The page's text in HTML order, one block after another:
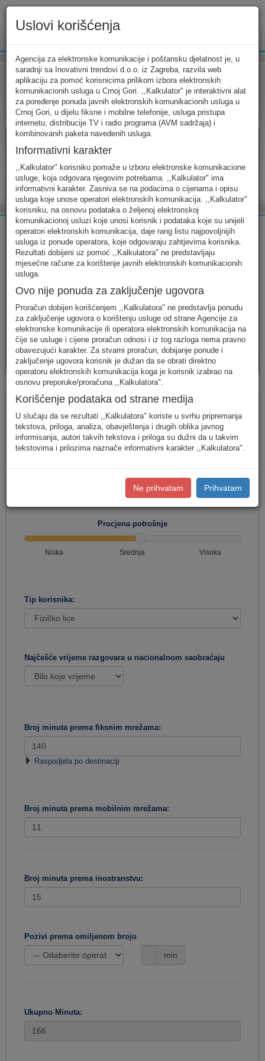
Tarifni kalkulator Uslovi korišćenja Kontakt
Tarifni kalkulator
Odaberite usluge koje koristite, popunite sva potrebna polja i
izaberite za sebe ono najbolje...
FIKSNA MOBILNA INTERNET
AVM
usluge
PAKETI
usluga
Fiksna telefonija
Jednostavan unos
(Za jednostavan unos raspodjela
korisnika u Crnoj Gori.)
(Za definisanje raspodjele saobraćaja prema
konkretnim destinacijama, koristite detaljan unos potrošnje.)
Procjena potrošnje
Niska Srednja Visoka
Tip korisnika:
Najčešće vrijeme razgovara u nacionalnom saobraćaju
Broj minuta prema fiksnim mrežama:
Raspodjela po destinaciji
Broj minuta prema mobilnim mrežama:
Broj minuta prema inostranstvu:
Pozivi prema omiljenom broju
min
Ukupno Minuta:
Uslovi korišćenja
Agencija za elektronske komunikacije i poštansku djelatnost je, u
saradnji sa Inovativni trendovi d.o.o. iz Zagreba, razvila web
aplikaciju za pomoć korisnicima prilikom izbora elektronskih
komunikacionih usluga u Crnoj Gori. ,,Kalkulator" je interaktivni alat
za poređenje ponuda javnih elektronskih komunikacionih usluga u
Crnoj Gori, u dijelu fiksne i mobilne telefonije, usluga pristupa
internetu, distribucije TV i radio programa (AVM sadržaja) i
kombinovanih paketa navedenih usluga.
Informativni karakter
,,Kalkulator" korisniku pomaže u izboru elektronske komunikacione
usluge, koja odgovara njegovim potrebama. ,,Kalkulator" ima
informativni karakter. Zasniva se na podacima o cijenama i opisu
usluga koje unose operatori elektronskih komunikacija. ,,Kalkulator"
korisniku, na osnovu podataka o željenoj elektronskoj
komunikacionoj usluzi koje unosi korisnik i podataka koje su unijeli
operatori elektronskih komunikacija, daje rang listu najpovoljnijih
usluga iz ponude operatora, koje odgovaraju zahtjevima korisnika.
Rezultati dobijeni uz pomoć ,,Kalkulatora" ne predstavljaju
mjesečne račune za korištenje javnih elektronskih komunikacionih
usluga.
Ovo nije ponuda za zaključenje ugovora
Proračun dobijen korišćenjem ,,Kalkulatora" ne predstavlja ponudu
za zaključenje ugovora o korištenju usluge od strane Agencije za
elektronske komunikacije ili operatora elektronskih komunikacija na
čije se usluge i cijene proračun odnosi i iz tog razloga nema pravno
obavezujući karakter. Za stvarni proračun, dobijanje ponude i
zaključenje ugovora korisnik je dužan da se obrati direktno
operatoru elektronskih komunikacija koga je korisnik izabrao na
osnovu preporuke/proračuna ,,Kalkulatora".
Korišćenje podataka od strane medija
U slučaju da se rezultati ,,Kalkulatora" koriste u svrhu pripremanja
tekstova, priloga, analiza, obavještenja i drugih oblika javnog
informisanja, autori takvih tekstova i priloga su dužni da u takvim
tekstovima i prilozima naznače informativni karakter ,,Kalkulatora".
Ne prihvatam Prihvatam